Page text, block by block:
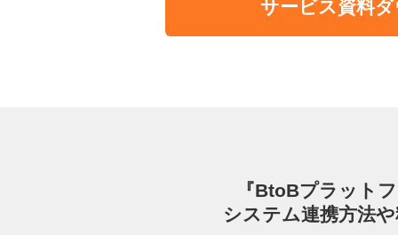
サービス資料
『BtoBプラット
システム連携方法